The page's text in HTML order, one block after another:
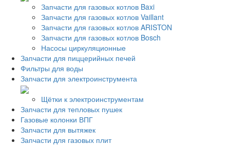
Запчасти для газовых котлов Baxi
Запчасти для газовых котлов Vaillant
Запчасти для газовых котлов ARISTON
Запчасти для газовых котлов Bosch
Насосы циркуляционные
Запчасти для пиццерийных печей
Фильтры для воды
Запчасти для электроинструмента
Щётки к электроинструментам
Запчасти для тепловых пушек
Газовые колонки ВПГ
Запчасти для вытяжек
Запчасти для газовых плит